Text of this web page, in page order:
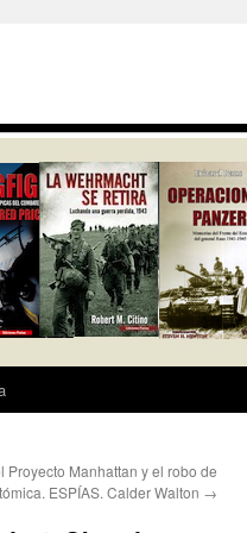
Proyecto Manhattan y el robo de
ESPÍAS. Calder Walton →